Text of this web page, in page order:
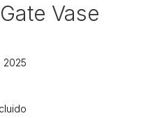
Vase
2025